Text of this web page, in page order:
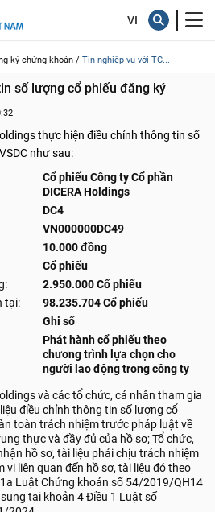
ký chứng khoán / Tin nghiệp vụ với TC...
số lượng cổ phiếu đăng ký
thực hiện điều chỉnh thông tin số
như sau:
Cổ phiếu Công ty Cổ phần
DICERA Holdings
DC4
VN000000DC49
10.000 đồng
Cổ phiếu
2.950.000 Cổ phiếu
tại:
98.235.704 Cổ phiếu
Ghi sổ
Phát hành cổ phiếu theo
chương trình lựa chọn cho
người lao động trong công ty
và các tổ chức, cá nhân tham gia
điều chỉnh thông tin số lượng cổ
toàn trách nhiệm trước pháp luật về
thực và đầy đủ của hồ sơ; Tổ chức,
hồ sơ, tài liệu phải chịu trách nhiệm
liên quan đến hồ sơ, tài liệu đó theo
Luật Chứng khoán số 54/2019/QH14
tại khoản 4 Điều 1 Luật số